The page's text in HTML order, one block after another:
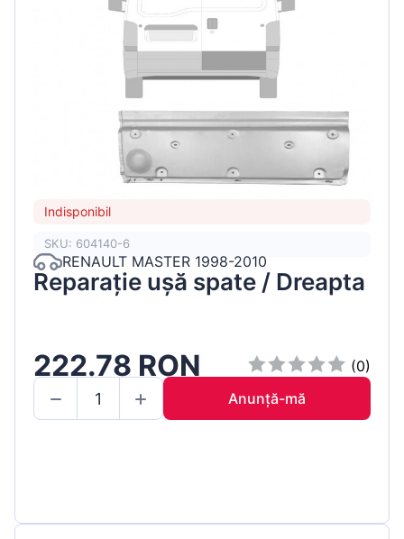
Indisponibil
SKU: 604140-6
RENAULT MASTER 1998-2010
Reparație ușă spate / Dreapta
222.78 RON
(0)
Anunță-mă